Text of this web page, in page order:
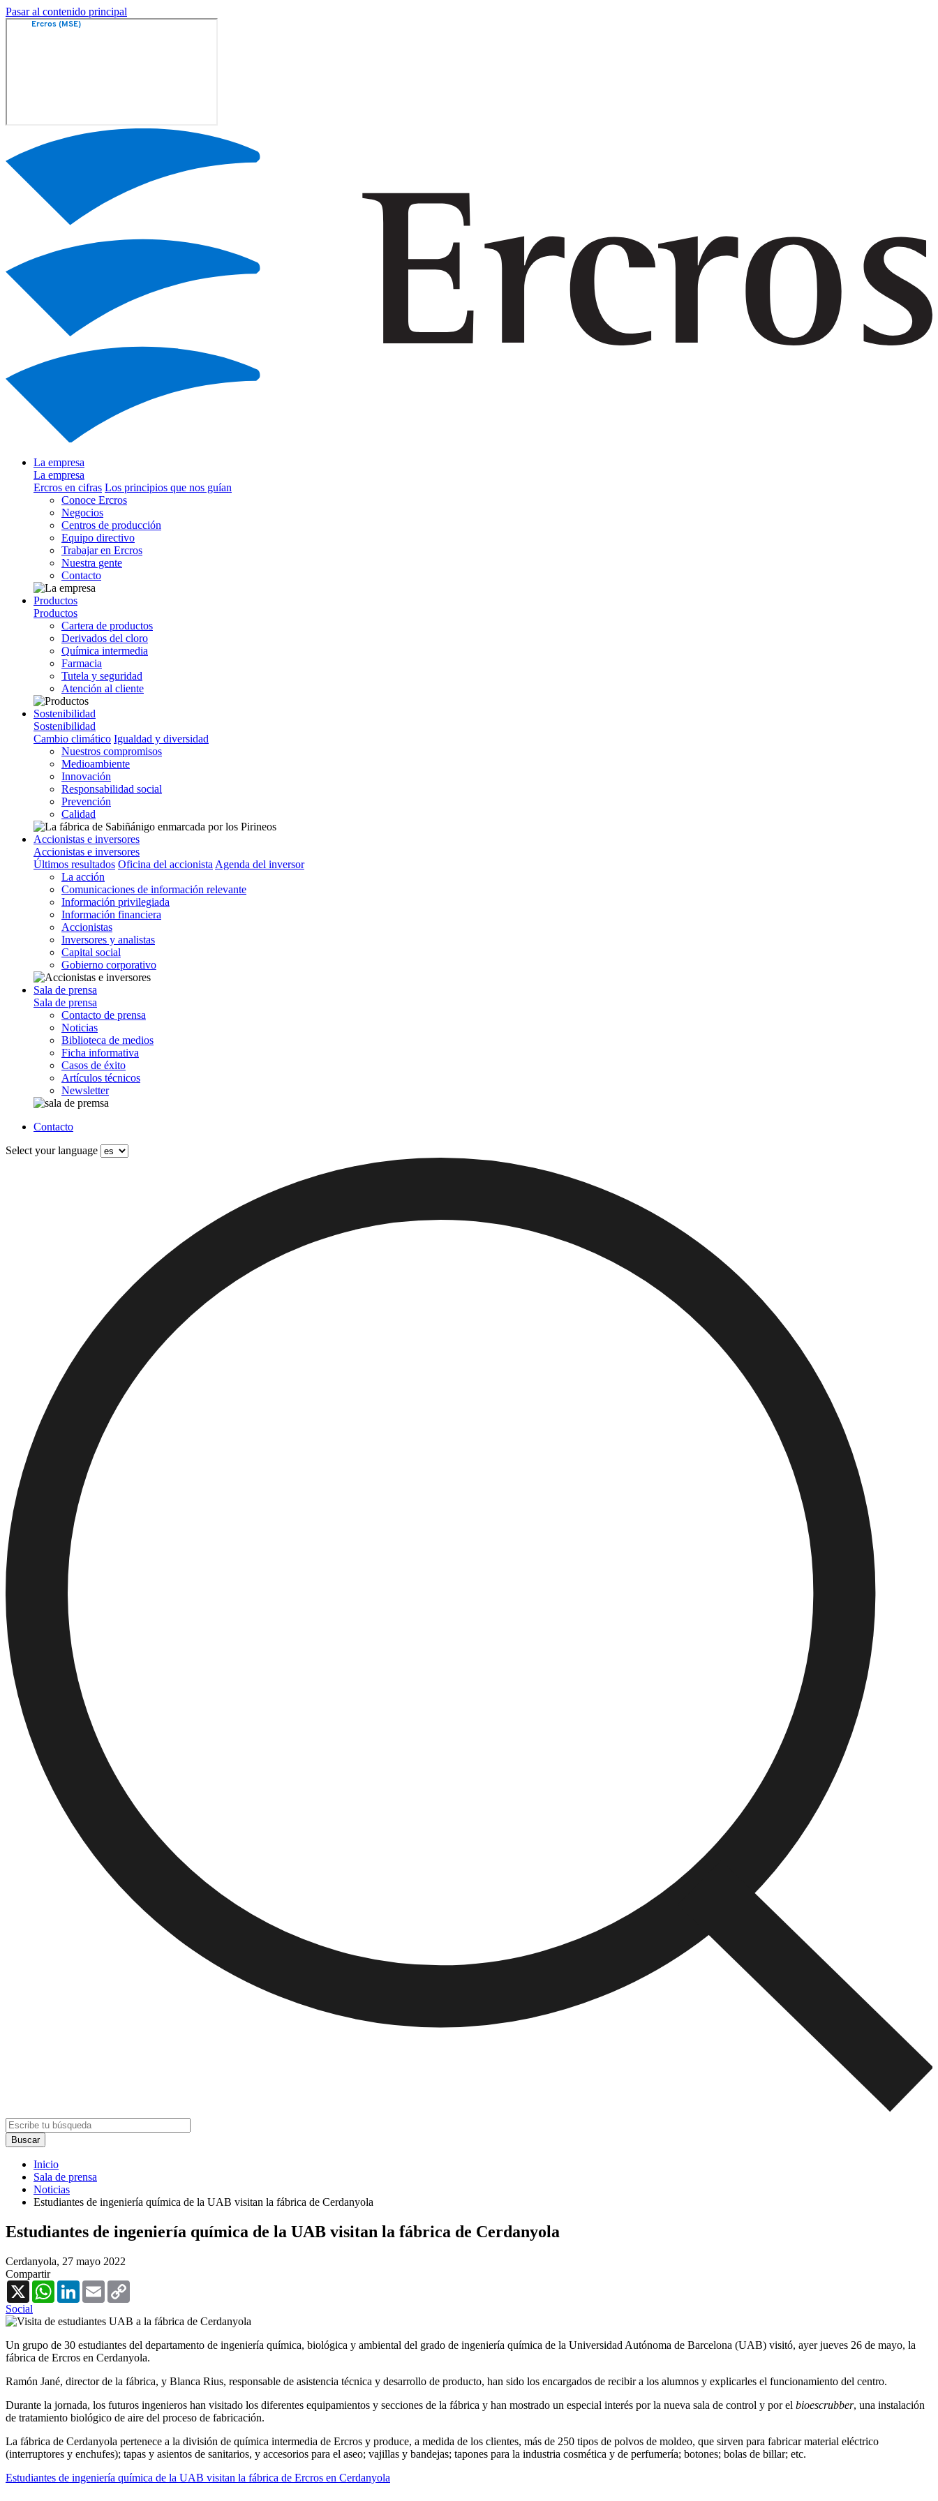
Pasar al contenido principal
La empresa
La empresa
Ercros en cifras Los principios que nos guían
Conoce Ercros
Negocios
Centros de producción
Equipo directivo
Trabajar en Ercros
Nuestra gente
Contacto
Productos
Productos
Cartera de productos
Derivados del cloro
Química intermedia
Farmacia
Tutela y seguridad
Atención al cliente
Sostenibilidad
Sostenibilidad
Cambio climático Igualdad y diversidad
Nuestros compromisos
Medioambiente
Innovación
Responsabilidad social
Prevención
Calidad
Accionistas e inversores
Accionistas e inversores
Últimos resultados Oficina del accionista Agenda del inversor
La acción
Comunicaciones de información relevante
Información privilegiada
Información financiera
Accionistas
Inversores y analistas
Capital social
Gobierno corporativo
Sala de prensa
Sala de prensa
Contacto de prensa
Noticias
Biblioteca de medios
Ficha informativa
Casos de éxito
Artículos técnicos
Newsletter
Contacto
Select your language
Inicio
Sala de prensa
Noticias
Estudiantes de ingeniería química de la UAB visitan la fábrica de Cerdanyola
Estudiantes de ingeniería química de la UAB visitan la fábrica de Cerdanyola
Cerdanyola, 27 mayo 2022
Compartir
X
WhatsAppLinkedInEmail
Social
Un grupo de 30 estudiantes del departamento de ingeniería química, biológica y ambiental del grado de ingeniería química de la Universidad Autónoma de Barcelona (UAB) visitó, ayer jueves 26 de mayo, la
fábrica de Ercros en Cerdanyola.
Ramón Jané, director de la fábrica, y Blanca Rius, responsable de asistencia técnica y desarrollo de producto, han sido los encargados de recibir a los alumnos y explicarles el funcionamiento del centro.
Durante la jornada, los futuros ingenieros han visitado los diferentes equipamientos y secciones de la fábrica y han mostrado un especial interés por la nueva sala de control y por el bioescrubber, una instalación
de tratamiento biológico de aire del proceso de fabricación.
La fábrica de Cerdanyola pertenece a la división de química intermedia de Ercros y produce, a medida de los clientes, más de 250 tipos de polvos de moldeo, que sirven para fabricar material eléctrico
(interruptores y enchufes); tapas y asientos de sanitarios, y accesorios para el aseo; vajillas y bandejas; tapones para la industria cosmética y de perfumería; botones; bolas de billar; etc.
Estudiantes de ingeniería química de la UAB visitan la fábrica de Ercros en Cerdanyola